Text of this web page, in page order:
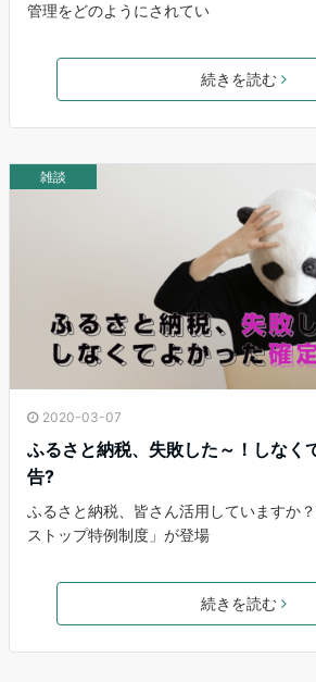
管理をどのようにされてい
続きを読む
雑談
2020-03-07
ふるさと納税、失敗した～！しなく
告?
ふるさと納税、皆さん活用していますか
ストップ特例制度」が登場
続きを読む